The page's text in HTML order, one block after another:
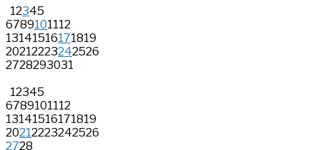
12345
6789101112
13141516171819
20212223242526
2728293031
12345
6789101112
13141516171819
20212223242526
2728